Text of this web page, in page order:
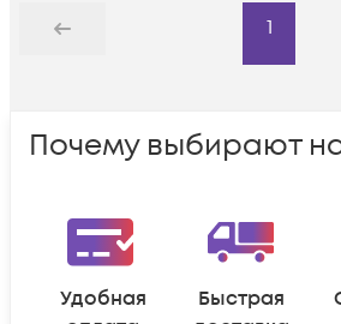
Назад
1
Почему выбирают
Удобная
Быстрая